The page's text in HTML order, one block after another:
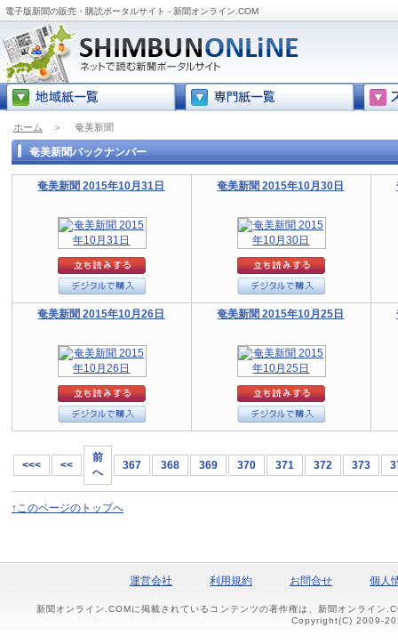
電子版新聞の販売・購読ポータルサイト - 新聞オンライン.COM
ホーム ＞ 奄美新聞
奄美新聞バックナンバー
奄美新聞 2015年10月31日 奄美新聞 2015年10月30日
奄美新聞 2015年10月26日 奄美新聞 2015年10月25日
<<< <<
前
へ
367 368 369 370 371 372 373
↑このページのトップへ
運営会社 利用規約 お問合せ 個人
新聞オンライン.COMに掲載されているコンテンツの著作権は、新聞オンライン
Copyright(C) 2009-